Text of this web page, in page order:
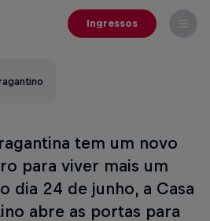
Ingressos
tem um novo
para viver mais um
dia 24 de junho, a Casa
abre as portas para